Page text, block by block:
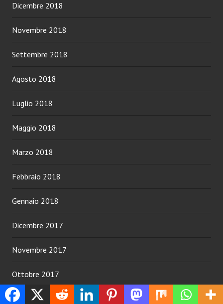
Dicembre 2018
Novembre 2018
Settembre 2018
Agosto 2018
Luglio 2018
Maggio 2018
Marzo 2018
Febbraio 2018
Gennaio 2018
Dicembre 2017
Novembre 2017
Ottobre 2017
Settembre 2017